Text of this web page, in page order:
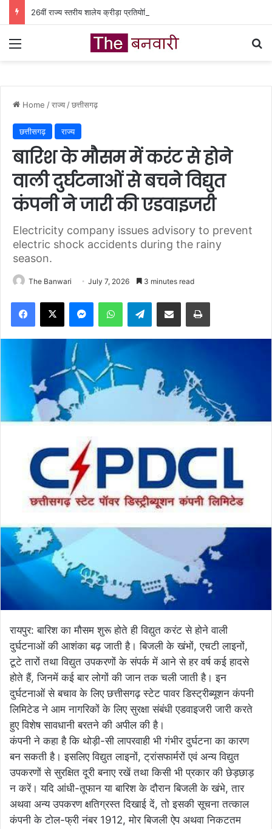
Menu
Home /राज्य /छत्तीसगढ़
छत्तीसगढ़ राज्य
बारिश के मौसम में करंट से होने
वाली दुर्घटनाओं से बचने विद्युत
कंपनी ने जारी की एडवाइजरी
Electricity company issues advisory to prevent
electric shock accidents during the rainy
season.
The Banwari July 7, 2026 3 minutes read
Facebook
X MessengerWhatsAppTelegramShare via Email Print
रायपुर: बारिश का मौसम शुरू होते ही विद्युत करंट से होने वाली
दुर्घटनाओं की आशंका बढ़ जाती है। बिजली के खंभों, एचटी लाइनों,
टूटे तारों तथा विद्युत उपकरणों के संपर्क में आने से हर वर्ष कई हादसे
होते हैं, जिनमें कई बार लोगों की जान तक चली जाती है। इन
दुर्घटनाओं से बचाव के लिए छत्तीसगढ़ स्टेट पावर डिस्ट्रीब्यूशन कंपनी
लिमिटेड ने आम नागरिकों के लिए सुरक्षा संबंधी एडवाइजरी जारी करते
हुए विशेष सावधानी बरतने की अपील की है।
कंपनी ने कहा है कि थोड़ी-सी लापरवाही भी गंभीर दुर्घटना का कारण
बन सकती है। इसलिए विद्युत लाइनों, ट्रांसफार्मरों एवं अन्य विद्युत
उपकरणों से सुरक्षित दूरी बनाए रखें तथा किसी भी प्रकार की छेड़छाड़
न करें। यदि आंधी-तूफान या बारिश के दौरान बिजली के खंभे, तार
अथवा अन्य उपकरण क्षतिग्रस्त दिखाई दें, तो इसकी सूचना तत्काल
कंपनी के टोल-फ्री नंबर 1912, मोर बिजली ऐप अथवा निकटतम